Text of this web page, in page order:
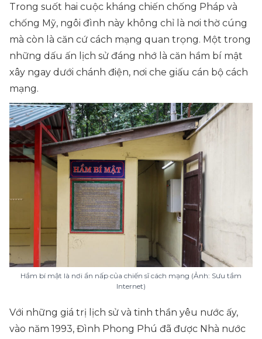
Trong suốt hai cuộc kháng chiến chống Pháp và
chống Mỹ, ngôi đình này không chỉ là nơi thờ cúng
mà còn là căn cứ cách mạng quan trọng. Một trong
những dấu ấn lịch sử đáng nhớ là căn hầm bí mật
xây ngay dưới chánh điện, nơi che giấu cán bộ cách
mạng.
Hầm bí mật là nơi ẩn nấp của chiến sĩ cách mạng (Ảnh: Sưu tầm
Internet)
Với những giá trị lịch sử và tinh thần yêu nước ấy,
vào năm 1993, Đình Phong Phú đã được Nhà nước